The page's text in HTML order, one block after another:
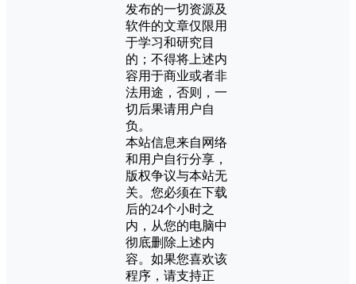
发布的一切资源及
软件的文章仅限用
于学习和研究目
的；不得将上述内
容用于商业或者非
法用途，否则，一
切后果请用户自
负。
本站信息来自网络
和用户自行分享，
版权争议与本站无
关。您必须在下载
后的24个小时之
内，从您的电脑中
彻底删除上述内
容。如果您喜欢该
程序，请支持正